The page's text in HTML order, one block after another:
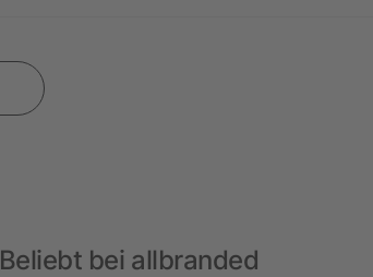
Beliebt bei allbranded